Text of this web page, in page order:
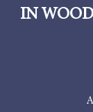
IN WOOD